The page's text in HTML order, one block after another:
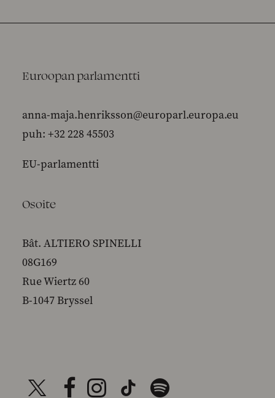
Euroopan parlamentti
anna-maja.henriksson@europarl.europa.eu
puh: +32 228 45503
EU-parlamentti
Osoite
Bât. ALTIERO SPINELLI
08G169
Rue Wiertz 60
B-1047 Bryssel